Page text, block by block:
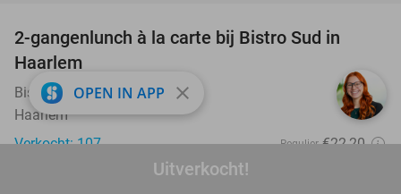
Uitverkocht!
2-gangenlunch à la carte bij Bistro Sud in
Haarlem
Bistro Sud 9.9star
Haarlem
Verkocht: 107
Regulier €22,20
OPEN IN APP close